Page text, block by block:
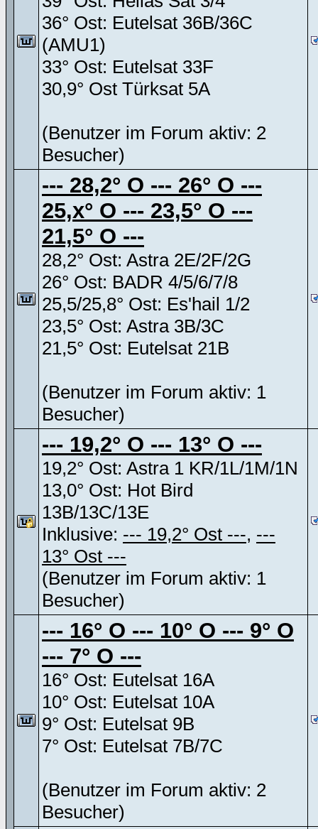
36° Ost: Eutelsat 36B/36C
(AMU1)
33° Ost: Eutelsat 33F
30,9° Ost Türksat 5A
(Benutzer im Forum aktiv: 2
Besucher)
--- 28,2° O --- 26° O ---
25,x° O --- 23,5° O ---
21,5° O ---
28,2° Ost: Astra 2E/2F/2G
26° Ost: BADR 4/5/6/7/8
25,5/25,8° Ost: Es'hail 1/2
23,5° Ost: Astra 3B/3C
21,5° Ost: Eutelsat 21B
(Benutzer im Forum aktiv: 1
Besucher)
--- 19,2° O --- 13° O ---
19,2° Ost: Astra 1 KR/1L/1M/1N
13,0° Ost: Hot Bird
13B/13C/13E
Inklusive: --- 19,2° Ost ---, ---
13° Ost ---
(Benutzer im Forum aktiv: 1
Besucher)
--- 16° O --- 10° O --- 9° O
--- 7° O ---
16° Ost: Eutelsat 16A
10° Ost: Eutelsat 10A
9° Ost: Eutelsat 9B
7° Ost: Eutelsat 7B/7C
(Benutzer im Forum aktiv: 2
Besucher)